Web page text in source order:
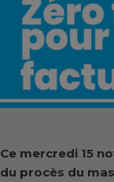
Ce mercredi 15
du procès du